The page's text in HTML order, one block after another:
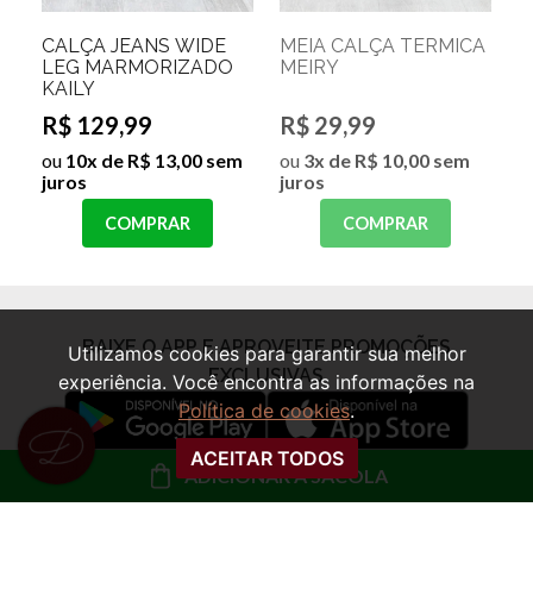
ADICIONAR À SACOLA
CALÇA JEANS WIDE
LEG MARMORIZADO
KAILY
R$ 129,99
ou 10x de R$ 13,00 sem
juros
COMPRAR
MEIA CALÇA TERMICA
MEIRY
R$ 29,99
ou 3x de R$ 10,00 sem
juros
COMPRAR
Utilizamos cookies para garantir sua melhor
experiência. Você encontra as informações na
Política de cookies.
ACEITAR TODOS